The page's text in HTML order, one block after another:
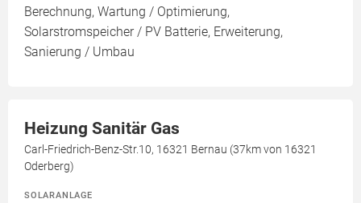
Berechnung, Wartung / Optimierung,
Solarstromspeicher / PV Batterie, Erweiterung,
Sanierung / Umbau
Heizung Sanitär Gas
Carl-Friedrich-Benz-Str.10, 16321 Bernau (37km von 16321
Oderberg)
SOLARANLAGE